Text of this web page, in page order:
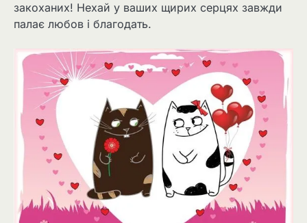
закоханих! Нехай у ваших щирих серцях завжди
палає любов і благодать.